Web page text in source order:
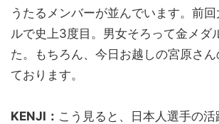
うたるメンバーが並んでいます。前
ルで史上3度目。男女そろって金メダ
た。もちろん、今日お越しの宮原さ
ております。
KENJI： こう見ると、日本人選手の活